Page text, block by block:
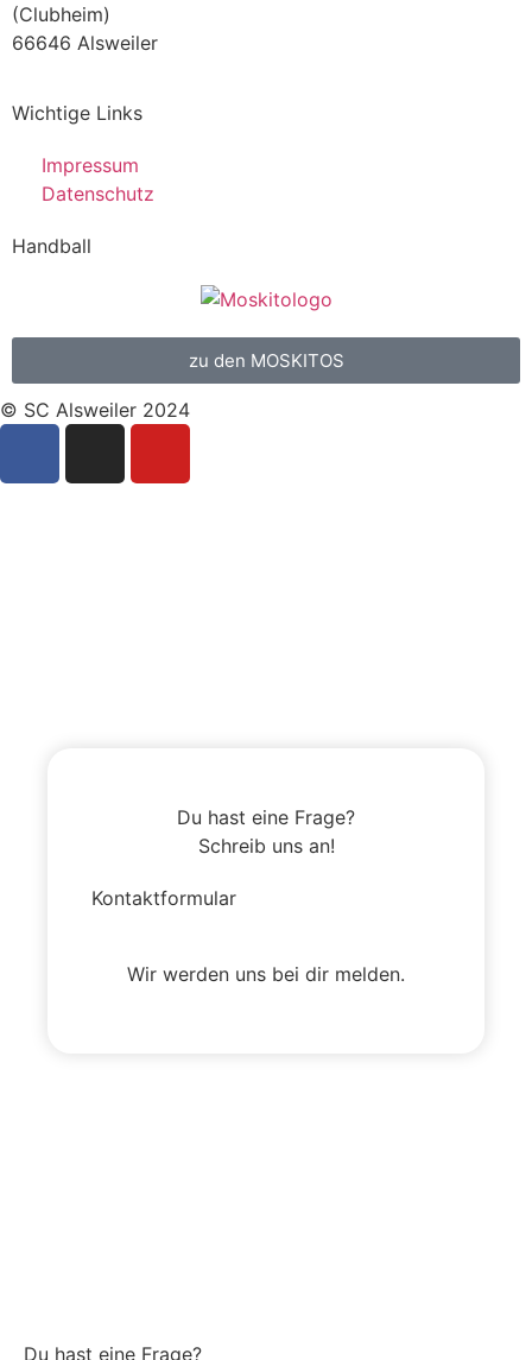
(Clubheim)
66646 Alsweiler
Wichtige Links
Impressum
Datenschutz
Handball
zu den MOSKITOS
© SC Alsweiler 2024
Du hast eine Frage?
Schreib uns an!
Kontaktformular
Wir werden uns bei dir melden.
Du hast eine Frage?